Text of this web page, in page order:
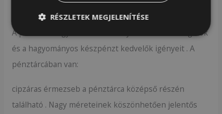
A pénztárca egyesíti a bankkártyás fizetést támogatók
és a hagyományos készpénzt kedvelők igényeit . A
pénztárcában van:
cipzáras érmezseb a pénztárca középső részén
található . Nagy méreteinek köszönhetően jelentős
RÉSZLETEK MEGJELENÍTÉSE